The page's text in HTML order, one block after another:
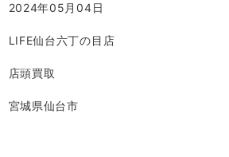
2024年05月04日
LIFE仙台六丁の目店
店頭買取
宮城県仙台市